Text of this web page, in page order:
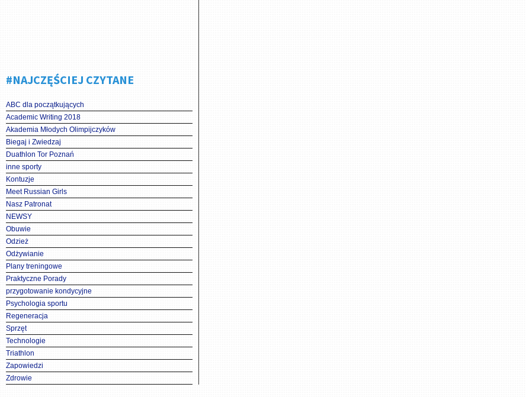
#NAJCZĘŚCIEJ CZYTANE
ABC dla początkujących
Academic Writing 2018
Akademia Młodych Olimpijczyków
Biegaj i Zwiedzaj
Duathlon Tor Poznań
inne sporty
Kontuzje
Meet Russian Girls
Nasz Patronat
NEWSY
Obuwie
Odzież
Odżywianie
Plany treningowe
Praktyczne Porady
przygotowanie kondycyjne
Psychologia sportu
Regeneracja
Sprzęt
Technologie
Triathlon
Zapowiedzi
Zdrowie